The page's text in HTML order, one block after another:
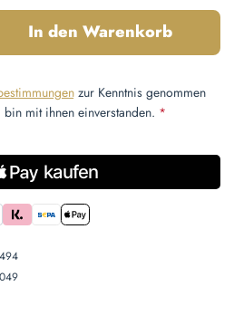
den gewünschten Wert
In den Warenkorb
zur Kenntnis genommen
bin mit ihnen einverstanden. *